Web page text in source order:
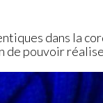
dans la
de pouvoir